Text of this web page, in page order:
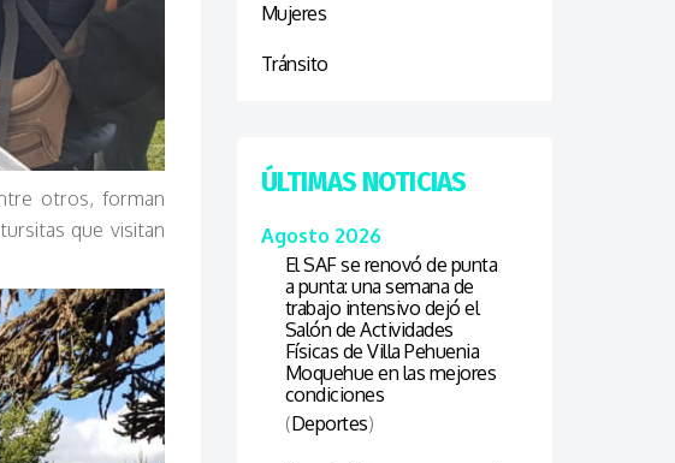
otros, forman
que visitan
Mujeres
Tránsito
ÚLTIMAS NOTICIAS
Agosto 2026
El SAF se renovó de punta
a punta: una semana de
trabajo intensivo dejó el
Salón de Actividades
Físicas de Villa Pehuenia
Moquehue en las mejores
condiciones
(Deportes)